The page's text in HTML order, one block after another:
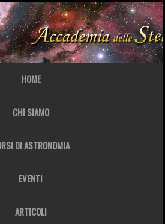
HOME
CHI SIAMO
DI ASTRONOMIA
EVENTI
ARTICOLI